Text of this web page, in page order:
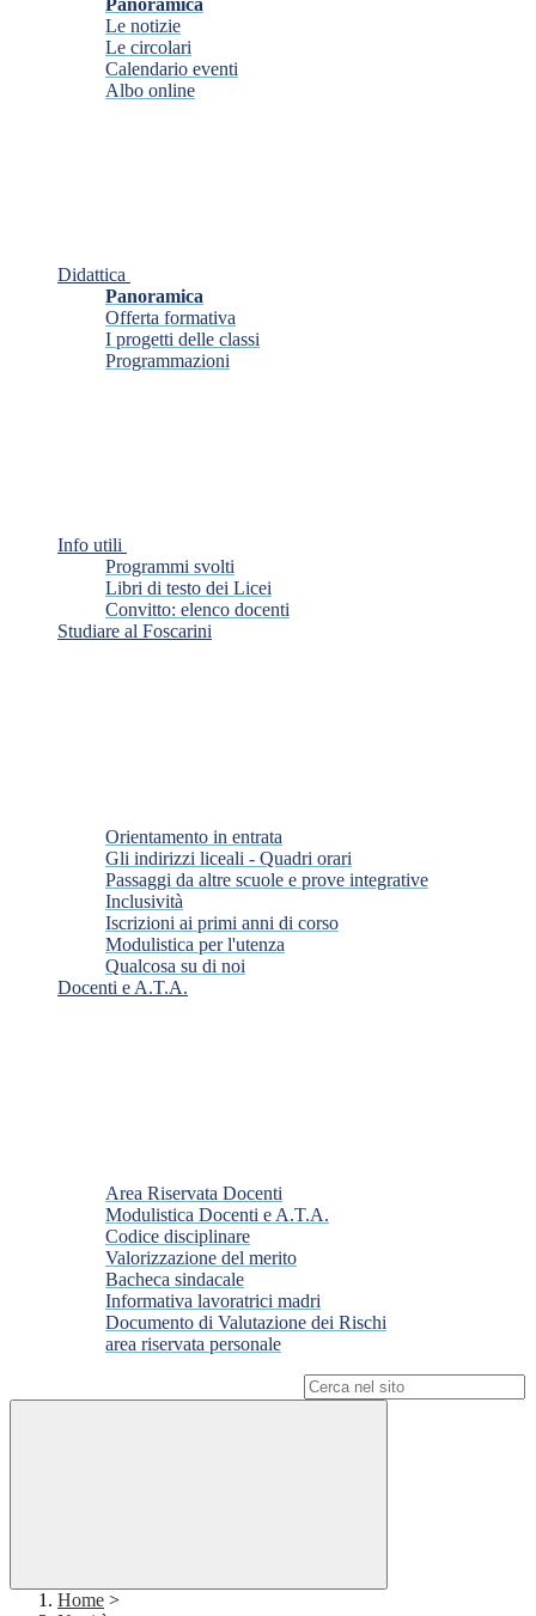
Panoramica
Le notizie
Le circolari
Calendario eventi
Albo online
Didattica
Panoramica
Offerta formativa
I progetti delle classi
Programmazioni
Info utili
Programmi svolti
Libri di testo dei Licei
Convitto: elenco docenti
Studiare al Foscarini
Orientamento in entrata
Gli indirizzi liceali - Quadri orari
Passaggi da altre scuole e prove integrative
Inclusività
Iscrizioni ai primi anni di corso
Modulistica per l'utenza
Qualcosa su di noi
Docenti e A.T.A.
Area Riservata Docenti
Modulistica Docenti e A.T.A.
Codice disciplinare
Valorizzazione del merito
Bacheca sindacale
Informativa lavoratrici madri
Documento di Valutazione dei Rischi
area riservata personale
Home >